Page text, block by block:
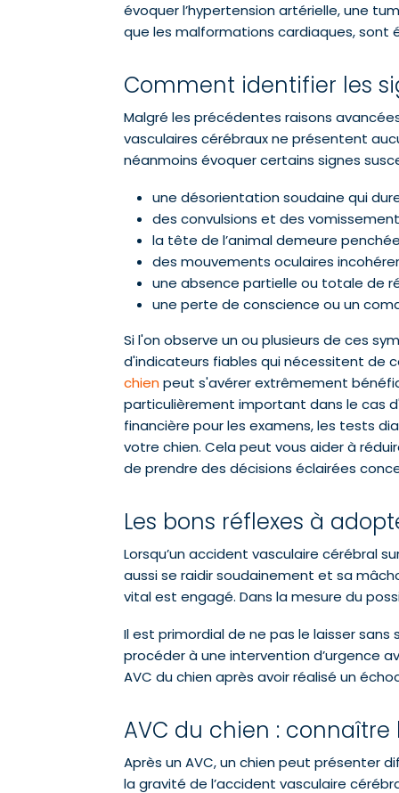
évoquer l’hypertension artérielle, une
que les malformations cardiaques, sont
Comment identifier les
Malgré les précédentes raisons
vasculaires cérébraux ne présentent
néanmoins évoquer certains signes
une désorientation soudaine qui
des convulsions et des
la tête de l’animal demeure
des mouvements oculaires
une absence partielle ou totale de
une perte de conscience ou un
Si l'on observe un ou plusieurs de ces
d'indicateurs fiables qui nécessitent de
chienpeut s'avérer extrêmement
particulièrement important dans le cas
financière pour les examens, les tests
votre chien. Cela peut vous aider à
de prendre des décisions éclairées
Les bons réflexes à
Lorsqu’un accident vasculaire cérébral
aussi se raidir soudainement et sa
vital est engagé. Dans la mesure du
Il est primordial de ne pas le laisser sans
procéder à une intervention d’urgence
AVC du chien après avoir réalisé un
AVC du chien :
Après un AVC, un chien peut présenter
la gravité de l’accident vasculaire